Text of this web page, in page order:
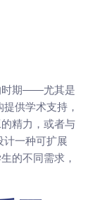
时期——尤其是
供学术支持，
精力，或者与
计一种可扩展
的不同需求，